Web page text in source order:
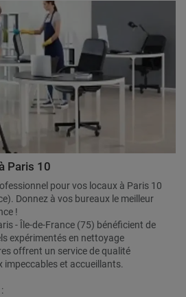
Paris 10
pour vos locaux à Paris 10
Donnez à vos bureaux le meilleur
!
- Île-de-France (75) bénéficient de
expérimentés en nettoyage
offrent un service de qualité
impeccables et accueillants.